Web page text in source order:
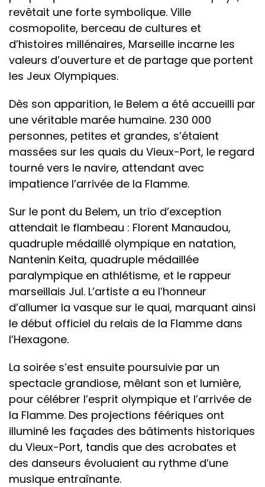
revêtait une forte symbolique. Ville
cosmopolite, berceau de cultures et
d’histoires millénaires, Marseille incarne les
valeurs d’ouverture et de partage que portent
les Jeux Olympiques.
Dès son apparition, le Belem a été accueilli par
une véritable marée humaine. 230 000
personnes, petites et grandes, s’étaient
massées sur les quais du Vieux-Port, le regard
tourné vers le navire, attendant avec
impatience l’arrivée de la Flamme.
Sur le pont du Belem, un trio d’exception
attendait le flambeau : Florent Manaudou,
quadruple médaillé olympique en natation,
Nantenin Keita, quadruple médaillée
paralympique en athlétisme, et le rappeur
marseillais Jul. L’artiste a eu l’honneur
d’allumer la vasque sur le quai, marquant ainsi
le début officiel du relais de la Flamme dans
l’Hexagone.
La soirée s’est ensuite poursuivie par un
spectacle grandiose, mêlant son et lumière,
pour célébrer l’esprit olympique et l’arrivée de
la Flamme. Des projections féériques ont
illuminé les façades des bâtiments historiques
du Vieux-Port, tandis que des acrobates et
des danseurs évoluaient au rythme d’une
musique entraînante.